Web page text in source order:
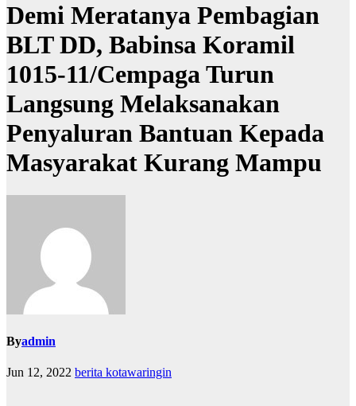
Demi Meratanya Pembagian
BLT DD, Babinsa Koramil
1015-11/Cempaga Turun
Langsung Melaksanakan
Penyaluran Bantuan Kepada
Masyarakat Kurang Mampu
Byadmin
Jun 12, 2022 berita kotawaringin